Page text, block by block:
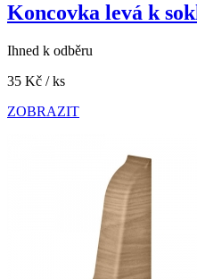
Koncovka levá k
Ihned k odběru
35 Kč / ks
ZOBRAZIT